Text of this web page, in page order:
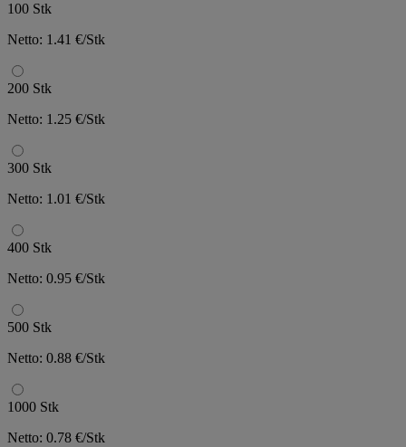
100 Stk
Netto: 1.41 €/Stk
200 Stk
Netto: 1.25 €/Stk
300 Stk
Netto: 1.01 €/Stk
400 Stk
Netto: 0.95 €/Stk
500 Stk
Netto: 0.88 €/Stk
1000 Stk
Netto: 0.78 €/Stk